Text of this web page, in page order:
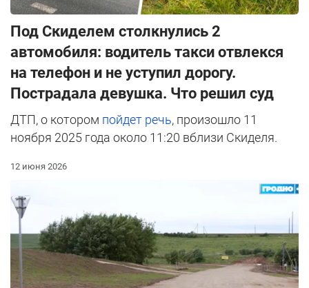
Под Скиделем столкнулись 2
автомобиля: водитель такси отвлекся
на телефон и не уступил дорогу.
Пострадала девушка. Что решил суд
ДТП, о котором пойдет речь, произошло 11
ноября 2025 года около 11:20 вблизи Скиделя.
12 июня 2026